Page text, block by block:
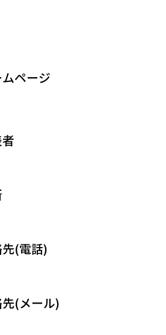
ムページ
先(電話)
先(メール)